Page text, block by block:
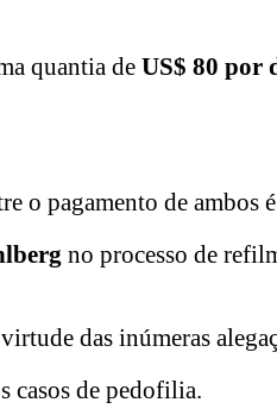
quantia de US$ 80 por
o pagamento de ambos
no processo de
das inúmeras
casos de pedofilia.